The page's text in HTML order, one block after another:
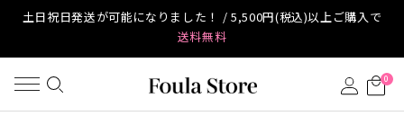
土日祝日発送が可能になりました！ / 5,500円(税込)以上ご購入で
送料無料
0